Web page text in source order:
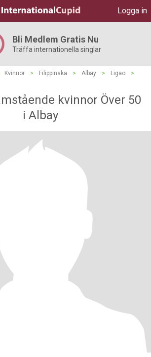
Logga in
Bli Medlem Gratis Nu
Träffa internationella singlar
Kvinnor > Filippinska > Albay > Ligao
>
kvinnor Över 50
i Albay